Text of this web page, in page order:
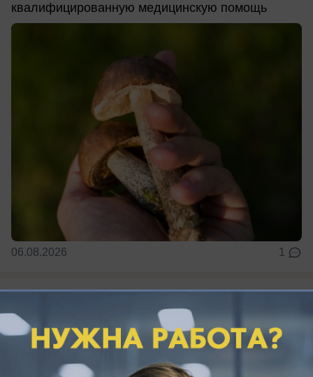
квалифицированную медицинскую помощь
06.08.2026 1
ЛДПР против ЕГЭ: образование
становится привилегией для богатых